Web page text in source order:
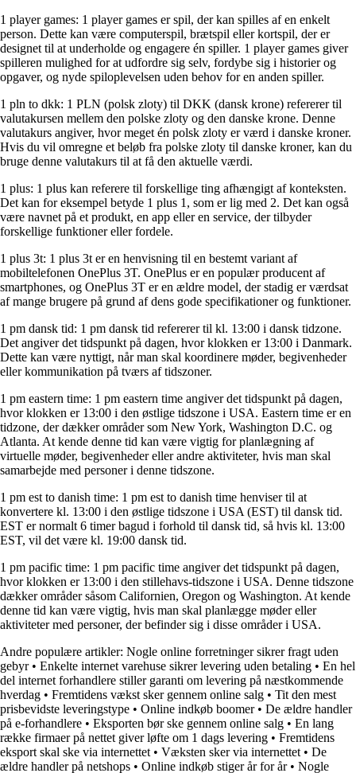
1 player games: 1 player games er spil, der kan spilles af en enkelt
person. Dette kan være computerspil, brætspil eller kortspil, der er
designet til at underholde og engagere én spiller. 1 player games giver
spilleren mulighed for at udfordre sig selv, fordybe sig i historier og
opgaver, og nyde spiloplevelsen uden behov for en anden spiller.
1 pln to dkk: 1 PLN (polsk zloty) til DKK (dansk krone) refererer til
valutakursen mellem den polske zloty og den danske krone. Denne
valutakurs angiver, hvor meget én polsk zloty er værd i danske kroner.
Hvis du vil omregne et beløb fra polske zloty til danske kroner, kan du
bruge denne valutakurs til at få den aktuelle værdi.
1 plus: 1 plus kan referere til forskellige ting afhængigt af konteksten.
Det kan for eksempel betyde 1 plus 1, som er lig med 2. Det kan også
være navnet på et produkt, en app eller en service, der tilbyder
forskellige funktioner eller fordele.
1 plus 3t: 1 plus 3t er en henvisning til en bestemt variant af
mobiltelefonen OnePlus 3T. OnePlus er en populær producent af
smartphones, og OnePlus 3T er en ældre model, der stadig er værdsat
af mange brugere på grund af dens gode specifikationer og funktioner.
1 pm dansk tid: 1 pm dansk tid refererer til kl. 13:00 i dansk tidzone.
Det angiver det tidspunkt på dagen, hvor klokken er 13:00 i Danmark.
Dette kan være nyttigt, når man skal koordinere møder, begivenheder
eller kommunikation på tværs af tidszoner.
1 pm eastern time: 1 pm eastern time angiver det tidspunkt på dagen,
hvor klokken er 13:00 i den østlige tidszone i USA. Eastern time er en
tidzone, der dækker områder som New York, Washington D.C. og
Atlanta. At kende denne tid kan være vigtig for planlægning af
virtuelle møder, begivenheder eller andre aktiviteter, hvis man skal
samarbejde med personer i denne tidszone.
1 pm est to danish time: 1 pm est to danish time henviser til at
konvertere kl. 13:00 i den østlige tidszone i USA (EST) til dansk tid.
EST er normalt 6 timer bagud i forhold til dansk tid, så hvis kl. 13:00
EST, vil det være kl. 19:00 dansk tid.
1 pm pacific time: 1 pm pacific time angiver det tidspunkt på dagen,
hvor klokken er 13:00 i den stillehavs-tidszone i USA. Denne tidszone
dækker områder såsom Californien, Oregon og Washington. At kende
denne tid kan være vigtig, hvis man skal planlægge møder eller
aktiviteter med personer, der befinder sig i disse områder i USA.
Andre populære artikler: Nogle online forretninger sikrer fragt uden
gebyr• Enkelte internet varehuse sikrer levering uden betaling • En hel
del internet forhandlere stiller garanti om levering på næstkommende
hverdag • Fremtidens vækst sker gennem online salg • Tit den mest
prisbevidste leveringstype • Online indkøb boomer• De ældre handler
på e-forhandlere • Eksporten bør ske gennem online salg • En lang
række firmaer på nettet giver løfte om 1 dags levering • Fremtidens
eksport skal ske via internettet • Væksten sker via internettet • De
ældre handler på netshops • Online indkøb stiger år for år• Nogle